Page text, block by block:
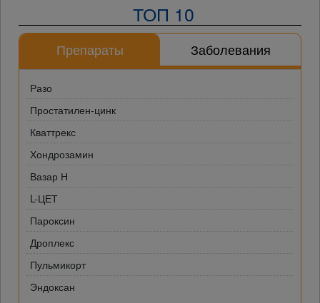
ТОП 10
Препараты Заболевания
Разо
Простатилен-цинк
Кваттрекс
Хондрозамин
Вазар Н
L-ЦЕТ
Пароксин
Дроплекс
Пульмикорт
Эндоксан